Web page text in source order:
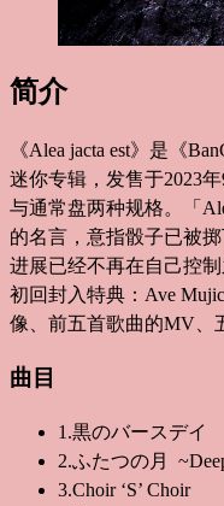
简介
《Alea jacta est》是《
迷你专辑，发售于2023
与通常盘两种规格。「
的名言，意指骰子已被
进展已经不再在自己控
初回封入特典：Ave
像、前五首歌曲的MV、
曲目
1.黒のバースデイ
2.ふたつの月
3.Choir ‘S’ Choir